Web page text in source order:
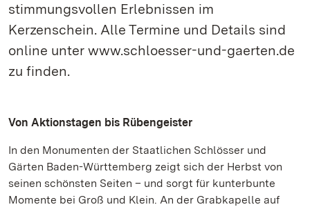
stimmungsvollen Erlebnissen im
Kerzenschein. Alle Termine und Details sind
online unter www.schloesser-und-gaerten.de
zu finden.
Von Aktionstagen bis Rübengeister
In den Monumenten der Staatlichen Schlösser und
Gärten Baden-Württemberg zeigt sich der Herbst von
seinen schönsten Seiten – und sorgt für kunterbunte
Momente bei Groß und Klein. An der Grabkapelle auf